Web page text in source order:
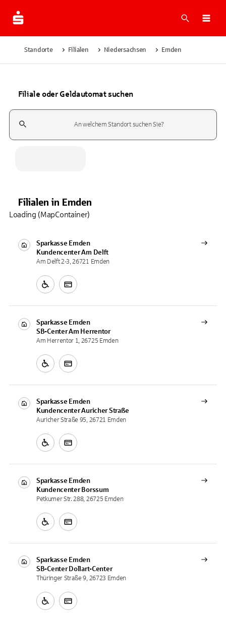
Suche
Standorte Filialen Niedersachsen Emden
Filiale oder Geldautomat suchen
Suchfeld
Filialen in Emden
Sparkasse Emden
KundencenterAm Delft
Am Delft 2-3, 26721 Emden
Sparkasse Emden
SB-CenterAm Herrentor
Am Herrentor 1, 26725 Emden
Sparkasse Emden
KundencenterAuricher Straße
Auricher Straße 95, 26721 Emden
Sparkasse Emden
Kundencenter Borssum
Petkumer Str. 288, 26725 Emden
Sparkasse Emden
SB-Center Dollart-Center
Thüringer Straße 9, 26723 Emden
Loading (MapContainer)